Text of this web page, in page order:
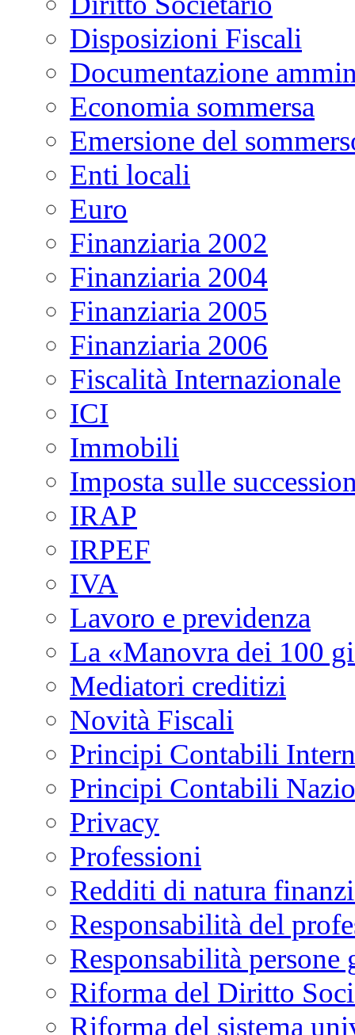
Disposizioni Fiscali
Documentazione
Economia sommersa
Emersione del
Enti locali
Euro
Finanziaria 2002
Finanziaria 2004
Finanziaria 2005
Finanziaria 2006
Fiscalità Internazionale
ICI
Immobili
Imposta sulle
IRAP
IRPEF
IVA
Lavoro e previdenza
La «Manovra dei 100
Mediatori creditizi
Novità Fiscali
Principi Contabili
Principi Contabili
Privacy
Professioni
Redditi di natura
Responsabilità del
Responsabilità persone
Riforma del Diritto
Riforma del sistema